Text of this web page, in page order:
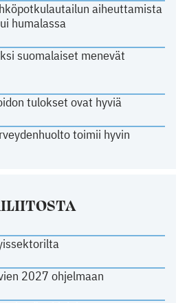
aiheuttamista
humalassa
suomalaiset menevät
tulokset ovat hyviä
toimii hyvin
2027 ohjelmaan